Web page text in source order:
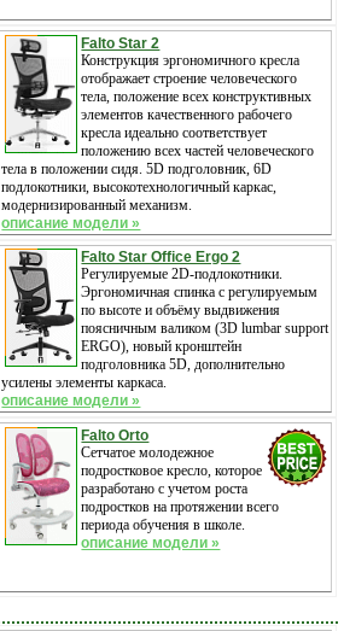
Falto Star 2
Конструкция эргономичного кресла
отображает строение человеческого
тела, положение всех конструктивных
элементов качественного рабочего
кресла идеально соответствует
положению всех частей человеческого
тела в положении сидя. 5D подголовник, 6D
подлокотники, высокотехнологичный каркас,
модернизированный механизм.
описание модели »
Falto Star Office Ergo 2
Регулируемые 2D-подлокотники.
Эргономичная спинка с регулируемым
по высоте и объёму выдвижения
поясничным валиком (3D lumbar support
ERGO), новый кронштейн
подголовника 5D, дополнительно
усилены элементы каркаса.
описание модели »
Falto Orto
Cетчатое молодежное
подростковое кресло, которое
разработано с учетом роста
подростков на протяжении всего
периода обучения в школе.
описание модели »